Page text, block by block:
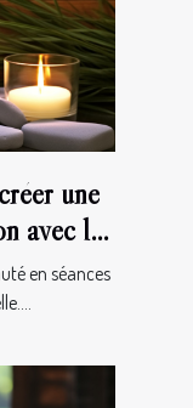
une
avec la
en séances